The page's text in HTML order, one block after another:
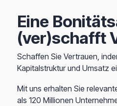
Eine
(ver)schafft
Schaffen Sie Vertrauen,
Kapitalstruktur und Umsatz
Mit uns erhalten Sie
als 120 Millionen